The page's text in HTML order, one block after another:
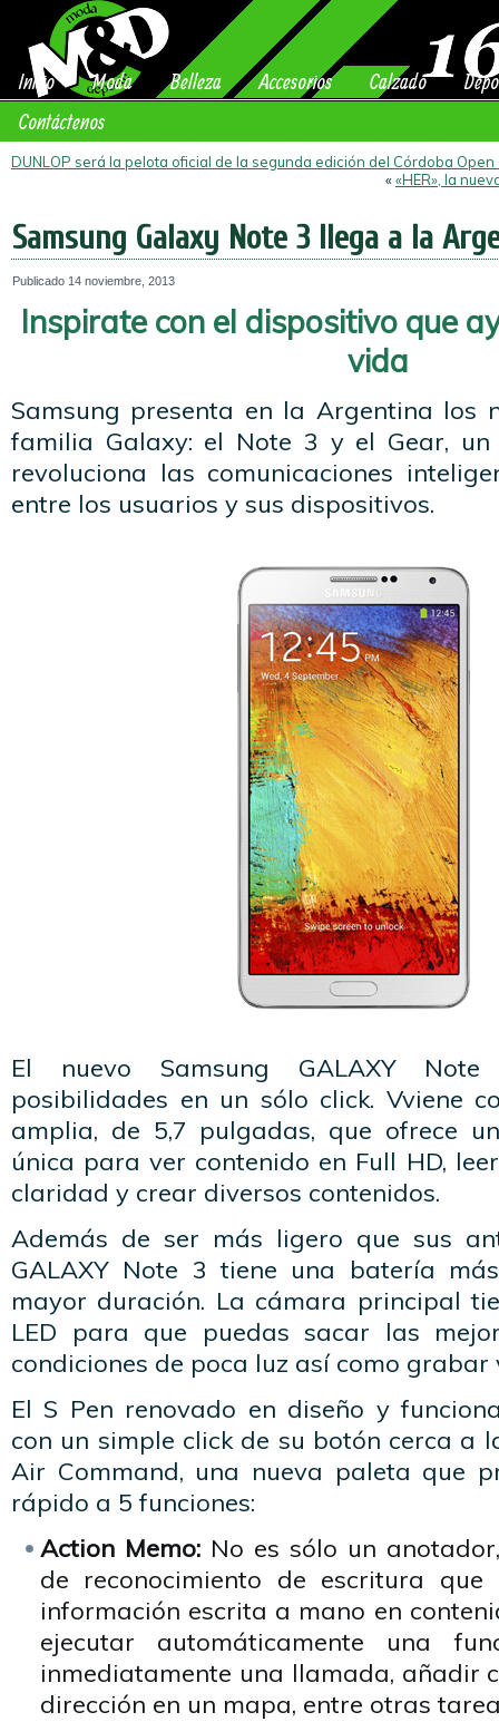
Inicio Moda Belleza Accesorios Calzado
Contáctenos
DUNLOP será la pelota oficial de la segunda edición del Córdoba Open
««HER», la
Samsung Galaxy Note 3 llega a la
Publicado 14 noviembre, 2013
Inspirate con el dispositivo que
vida
Samsung presenta en la Argentina los
familia Galaxy: el Note 3 y el Gear, un
revoluciona las comunicaciones
entre los usuarios y sus dispositivos.
El nuevo Samsung GALAXY
posibilidades en un sólo click. Vviene
amplia, de 5,7 pulgadas, que ofrece
única para ver contenido en Full HD,
claridad y crear diversos contenidos.
Además de ser más ligero que sus
GALAXY Note 3 tiene una batería
mayor duración. La cámara principal
LED para que puedas sacar las
condiciones de poca luz así como grabar
El S Pen renovado en diseño y
con un simple click de su botón cerca a
Air Command, una nueva paleta que
rápido a 5 funciones:
Action Memo: No es sólo un
de reconocimiento de escritura
información escrita a mano en
ejecutar automáticamente una
inmediatamente una llamada, añadir
dirección en un mapa, entre otras